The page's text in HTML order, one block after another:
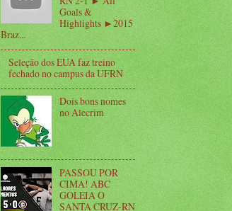
Goals &
Highlights ►2015
Braz...
Seleção dos EUA faz treino
fechado no campus da UFRN
Dois bons nomes
no Alecrim
PASSOU POR
CIMA! ABC
GOLEIA O
SANTA CRUZ-RN